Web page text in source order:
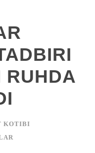
RUHDA
KOTIBI